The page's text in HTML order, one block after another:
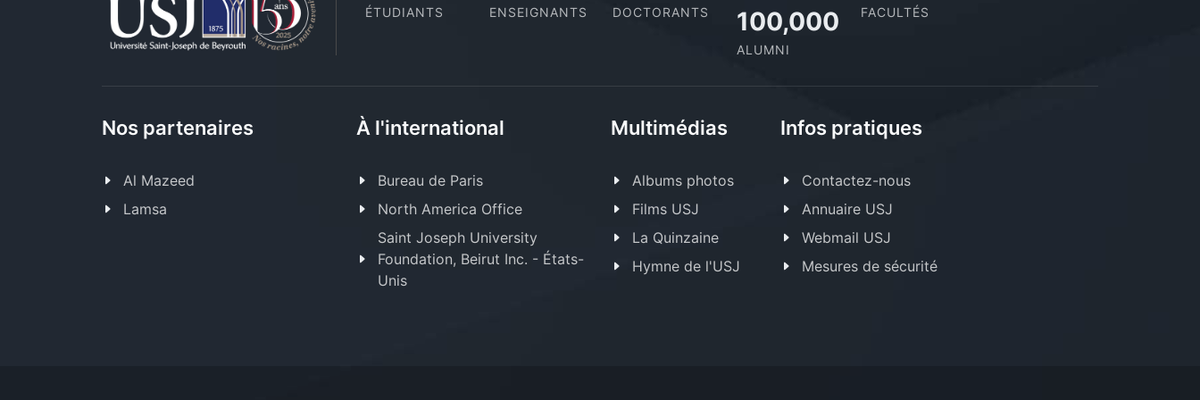
ÉTUDIANTS ENSEIGNANTS DOCTORANTS 100,000
ALUMNI
FACULTÉS
Nos partenaires
Al Mazeed
Lamsa
À l'international
Bureau de Paris
North America Office
Saint Joseph University
Foundation, Beirut Inc. - États-
Unis
Multimédias
Albums photos
Films USJ
La Quinzaine
Hymne de l'USJ
Infos pratiques
Contactez-nous
Annuaire USJ
Webmail USJ
Mesures de sécurité